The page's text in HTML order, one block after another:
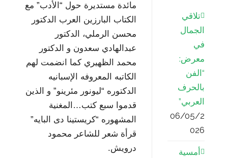
مائدة مستديرة حول “الأدب” مع
الكتاب البارزين العرب الدكتور
محسن الرملي، الدكتور
عبدالهادي سعدون و الدكتور
محمد الظهيري كما انضمت لهم
الكاتبه المعروفه الإسبانيه
الدكتوره “ليونور مئرينو” و الذين
قدموا سبع كتب…المغنية
المشهوره “كريستينا دى البايه”
قرأة شعر للشاعر محمود
درويش.
تلاقي
الجمال
في
معرض:
“الفن
بالحرف
العربي”
06/05/2
026
أمسية